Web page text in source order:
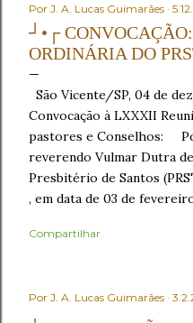
Por J. A. Lucas Guimarães
┘•┌
ORDINÁRIA DO
São Vicente/SP, 04 de
Convocação à LXXXII
pastores e Conselhos:
reverendo Vulmar Dutra
Presbitério de Santos
, em data de 03 de
Aguiar, nº 612, Centro, São
Ato de Verificação de
Compartilhar
Por J. A. Lucas Guimarães